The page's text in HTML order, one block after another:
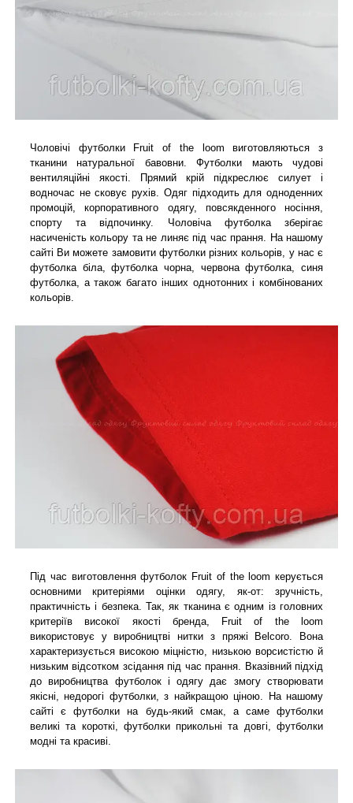
Чоловічі футболки Fruit of the loom виготовляються з
тканини натуральної бавовни. Футболки мають чудові
вентиляційні якості. Прямий крій підкреслює силует і
водночас не сковує рухів. Одяг підходить для одноденних
промоцій, корпоративного одягу, повсякденного носіння,
спорту та відпочинку. Чоловіча футболка зберігає
насиченість кольору та не линяє під час прання. На нашому
сайті Ви можете замовити футболки різних кольорів, у нас є
футболка біла, футболка чорна, червона футболка, синя
футболка, а також багато інших однотонних і комбінованих
кольорів.
Під час виготовлення футболок Fruit of the loom керується
основними критеріями оцінки одягу, як-от: зручність,
практичність і безпека. Так, як тканина є одним із головних
критеріїв високої якості бренда, Fruit of the loom
використовує у виробництві нитки з пряжі Belcoro. Вона
характеризується високою міцністю, низькою ворсистістю й
низьким відсотком зсідання під час прання. Вказівний підхід
до виробництва футболок і одягу дає змогу створювати
якісні, недорогі футболки, з найкращою ціною. На нашому
сайті є футболки на будь-який смак, а саме футболки
великі та короткі, футболки прикольні та довгі, футболки
модні та красиві.